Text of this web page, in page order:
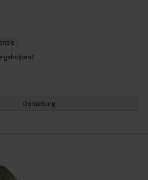
geholpen?
Opmerking